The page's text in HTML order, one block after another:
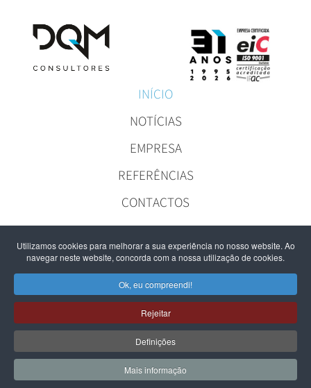
INÍCIO
NOTÍCIAS
EMPRESA
REFERÊNCIAS
CONTACTOS
Utilizamos cookies para melhorar a sua experiência no nosso website. Ao
navegar neste website, concorda com a nossa utilização de cookies.
Ok, eu compreendi!
Rejeitar
Definições
Mais informação